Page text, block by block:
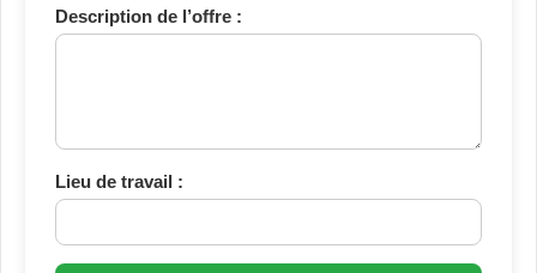
Description de l’offre :
Lieu de travail :